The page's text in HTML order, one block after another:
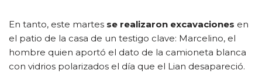
En tanto, este martes se realizaron excavaciones en
el patio de la casa de un testigo clave: Marcelino, el
hombre quien aportó el dato de la camioneta blanca
con vidrios polarizados el día que el Lian desapareció.